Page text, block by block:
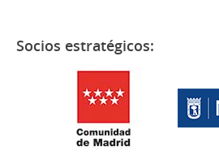
Socios estratégicos: